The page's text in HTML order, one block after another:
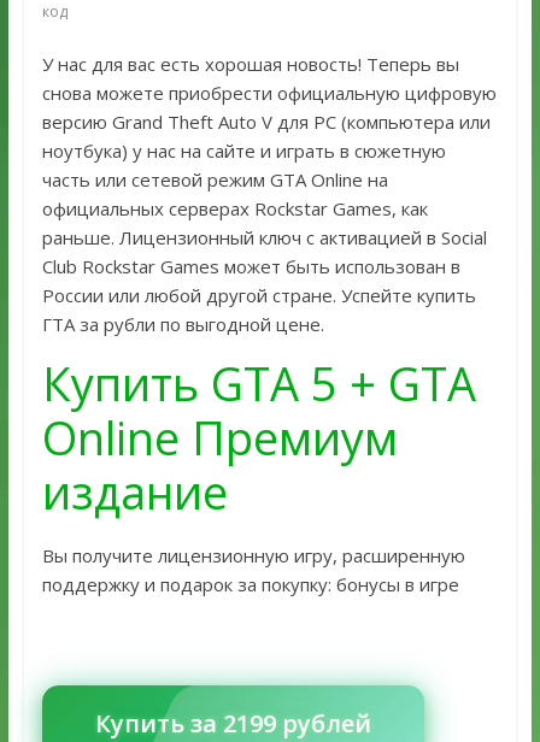
код
У нас для вас есть хорошая новость! Теперь вы
снова можете приобрести официальную цифровую
версию Grand Theft Auto V для PC (компьютера или
ноутбука) у нас на сайте и играть в сюжетную
часть или сетевой режим GTA Online на
официальных серверах Rockstar Games, как
раньше. Лицензионный ключ с активацией в Social
Club Rockstar Games может быть использован в
России или любой другой стране. Успейте купить
ГТА за рубли по выгодной цене.
Купить GTA 5 + GTA
Online Премиум
издание
Вы получите лицензионную игру, расширенную
поддержку и подарок за покупку: бонусы в игре
Купить за 2199 рублей